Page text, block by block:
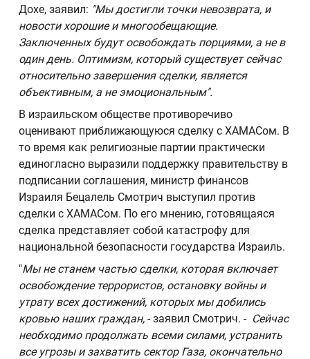
Дохе, заявил: "Мы достигли точки невозврата, и
новости хорошие и многообещающие.
Заключенных будут освобождать порциями, а не в
один день. Оптимизм, который существует сейчас
относительно завершения сделки, является
объективным, а не эмоциональным".
В израильском обществе противоречиво
оценивают приближающуюся сделку с ХАМАСом. В
то время как религиозные партии практически
единогласно выразили поддержку правительству в
подписании соглашения, министр финансов
Израиля Бецалель Смотрич выступил против
сделки с ХАМАСом. По его мнению, готовящаяся
сделка представляет собой катастрофу для
национальной безопасности государства Израиль.
"Мы не станем частью сделки, которая включает
освобождение террористов, остановку войны и
утрату всех достижений, которых мы добились
кровью наших граждан, - заявил Смотрич. - Сейчас
необходимо продолжать всеми силами, устранить
все угрозы и захватить сектор Газа, окончательно